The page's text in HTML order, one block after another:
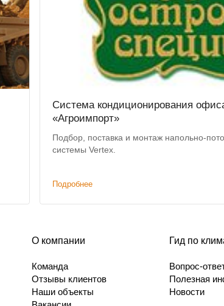
Система кондиционирования
«Агроимпорт»
Подбор, поставка и монтаж напольно-
системы Vertex.
Подробнее
О компании
Команда
Отзывы клиентов
Наши объекты
Гид по
Вопрос-
Полезная
Новости